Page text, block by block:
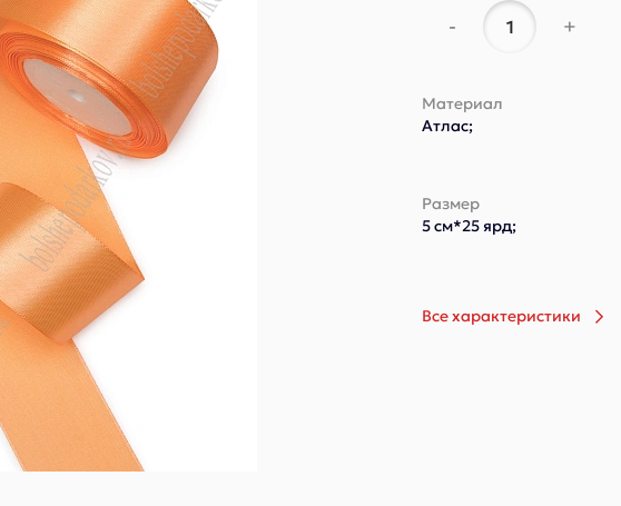
- +
Материал
Атлас;
Размер
5 см*25 ярд;
Все характеристики